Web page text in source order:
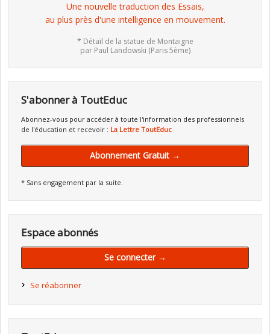
Une nouvelle traduction des Essais,
au plus près d'une intelligence en mouvement.
* Détail de la statue de Montaigne
par Paul Landowski (Paris 5ème)
S'abonner à ToutEduc
Abonnez-vous pour accéder à toute l'information des professionnels
de l'éducation et recevoir : La Lettre ToutEduc
Abonnement Gratuit →
* Sans engagement par la suite.
Espace abonnés
Se connecter →
Se réabonner